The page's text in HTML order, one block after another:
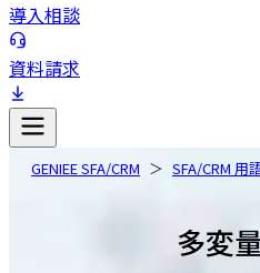
導入相談
資料請求
GENIEE SFA/CRM SFA/CRM 用
多変